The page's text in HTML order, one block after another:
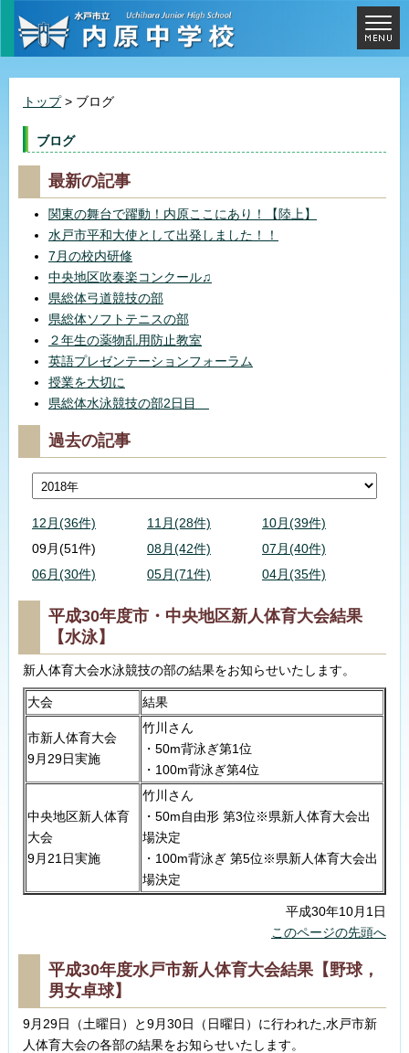
トップ> ブログ
ブログ
最新の記事
関東の舞台で躍動！内原ここにあり！【陸上】
水戸市平和大使として出発しました！！
7月の校内研修
中央地区吹奏楽コンクール♫
県総体弓道競技の部
県総体ソフトテニスの部
２年生の薬物乱用防止教室
英語プレゼンテーションフォーラム
授業を大切に
県総体水泳競技の部2日目
過去の記事
12月(36件) 11月(28件)
10月(39件)
09月(51件)
08月(42件)
07月(40件)
06月(30件)
05月(71件) 04月(35件)
平成30年度市・中央地区新人体育大会結果
【水泳】
新人体育大会水泳競技の部の結果をお知らせいたします。
大会 結果
市新人体育大会
9月29日実施
竹川さん
・50m背泳ぎ第1位
・100m背泳ぎ第4位
中央地区新人体育
大会
9月21日実施
竹川さん
・50m自由形 第3位※県新人体育大会出
場決定
・100m背泳ぎ 第5位※県新人体育大会出
場決定
平成30年10月1日
このページの先頭へ
平成30年度水戸市新人体育大会結果【野球，
男女卓球】
9月29日（土曜日）と9月30日（日曜日）に行われた,水戸市新
人体育大会の各部の結果をお知らせいたします。